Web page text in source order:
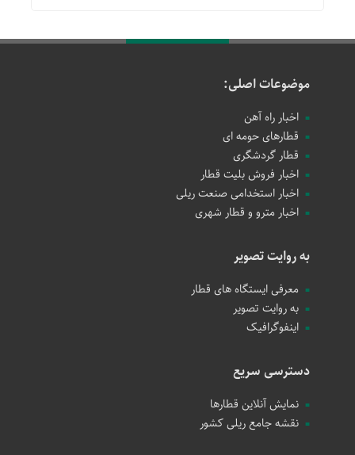
موضوعات اصلی:
اخبار راه آهن
قطارهای حومه ای
قطار گردشگری
اخبار فروش بلیت قطار
اخبار استخدامی صنعت ریلی
اخبار مترو و قطار شهری
به روایت تصویر
معرفی ایستگاه های قطار
به روایت تصویر
اینفوگرافیک
دسترسی سریع
نمایش آنلاین قطارها
نقشه جامع ریلی کشور